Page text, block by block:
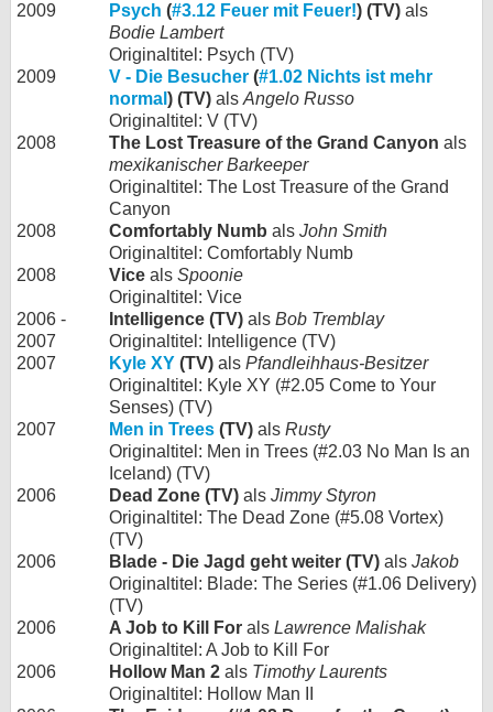
2009
Psych (#3.12 Feuer mit Feuer!) (TV) als
Bodie Lambert
Originaltitel: Psych (TV)
2009
V - Die Besucher (#1.02 Nichts ist mehr
normal ) (TV) als Angelo Russo
Originaltitel: V (TV)
2008
The Lost Treasure of the Grand Canyon als
mexikanischer Barkeeper
Originaltitel: The Lost Treasure of the Grand
Canyon
2008
Comfortably Numb als John Smith
Originaltitel: Comfortably Numb
2008
Vice als Spoonie
Originaltitel: Vice
2006 -
2007
Intelligence (TV) als Bob Tremblay
Originaltitel: Intelligence (TV)
2007
Kyle XY (TV) als Pfandleihhaus-Besitzer
Originaltitel: Kyle XY (#2.05 Come to Your
Senses) (TV)
2007
Men in Trees (TV) als Rusty
Originaltitel: Men in Trees (#2.03 No Man Is an
Iceland) (TV)
2006
Dead Zone (TV) als Jimmy Styron
Originaltitel: The Dead Zone (#5.08 Vortex)
(TV)
2006
Blade - Die Jagd geht weiter (TV) als Jakob
Originaltitel: Blade: The Series (#1.06 Delivery)
(TV)
2006
A Job to Kill For als Lawrence Malishak
Originaltitel: A Job to Kill For
2006
Hollow Man 2 als Timothy Laurents
Originaltitel: Hollow Man II